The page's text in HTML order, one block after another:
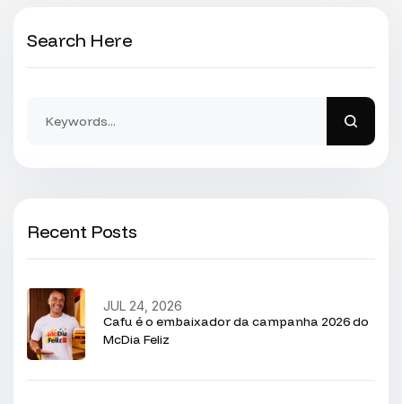
Search Here
Recent Posts
Cafu é o embaixador da campanha 2026 do
McDia Feliz
JUL 24, 2026